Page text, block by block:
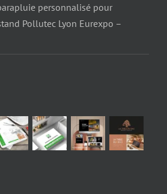
personnalisé pour
Pollutec Lyon Eurexpo –